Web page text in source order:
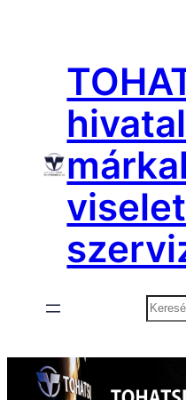
tartalomhoz